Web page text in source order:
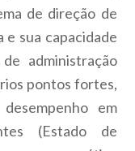
de direção de
e sua capacidade
administração
pontos fortes,
em
(Estado de